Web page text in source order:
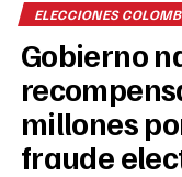
ELECCIONES
Gobierno
millones
fraude